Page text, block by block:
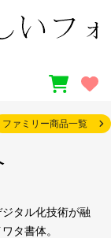
ファミリー商品一覧
タル化技術が融
タ書体。